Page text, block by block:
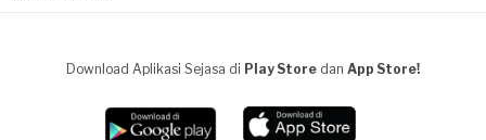
Download Aplikasi Sejasa di Play Store dan App Store!